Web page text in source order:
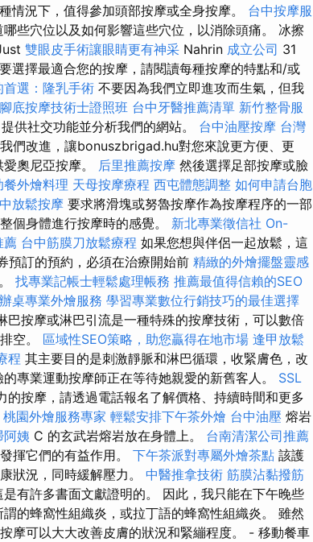
情況下，值得參加頭部按摩或全身按摩。 台中按摩服
些穴位以及如何影響這些穴位，以消除頭痛。 冰擦
雙眼皮手術讓眼睛更有神采 Nahrin 成立公司 31
要選擇最適合您的按摩，請閱讀每種按摩的特點和/或
選：隆乳手術 不要因為我們立即進攻而生氣，但我
腳底按摩技術士證照班 台中牙醫推薦清單 新竹整骨服
供社交功能並分析我們的網站。 台中油壓按摩 台灣
們改進，讓bonuszbrigad.hu對您來說更方便、更
奧尼亞按摩。
后里推薦按摩 然後選擇足部按摩或臉
外燴料理 天母按摩療程 西屯體態調整 如何申請台胞
放鬆按摩 要求將滑塊或努魯按摩作為按摩程序的一部
個身體進行按摩時的感覺。 新北專業徵信社 On-
薦 台中筋膜刀放鬆療程 如果您想與伴侶一起放鬆，這
預訂的預約，必須在治療開始前 精緻的外燴擺盤靈感
找專業記帳士輕鬆處理帳務 推薦最值得信賴的SEO
辦桌專業外燴服務 學習專業數位行銷技巧的最佳選擇
巴按摩或淋巴引流是一種特殊的按摩技術，可以數倍
空。 區域性SEO策略，助您贏得在地市場 逢甲放鬆
程 其主要目的是刺激靜脈和淋巴循環，收緊膚色，改
專業運動按摩師正在等待她親愛的新舊客人。 SSL
的按摩，請透過電話報名了解價格、持​​續時間和更多
桃園外燴服務專家 輕鬆安排下午茶外燴 台中油壓 熔岩
阿姨 C 的玄武岩熔岩放在身體上。 台南清潔公司推薦
揮它們的有益作用。 下午茶派對專屬外燴茶點 該護
狀況，同時緩解壓力。 中醫推拿技術 筋膜沾黏撥筋
有許多書面文獻證明的。 因此，我只能在下午晚些
的蜂窩性組織炎，或拉丁語的蜂窩性組織炎。 雖然
摩可以大大改善皮膚的狀況和緊繃程度。 - 移動餐車